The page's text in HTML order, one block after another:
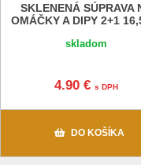
SKLENENÁ SÚPRAVA
OMÁČKY A DIPY 2+1
skladom
4.90 €s DPH
DO KOŠÍKA